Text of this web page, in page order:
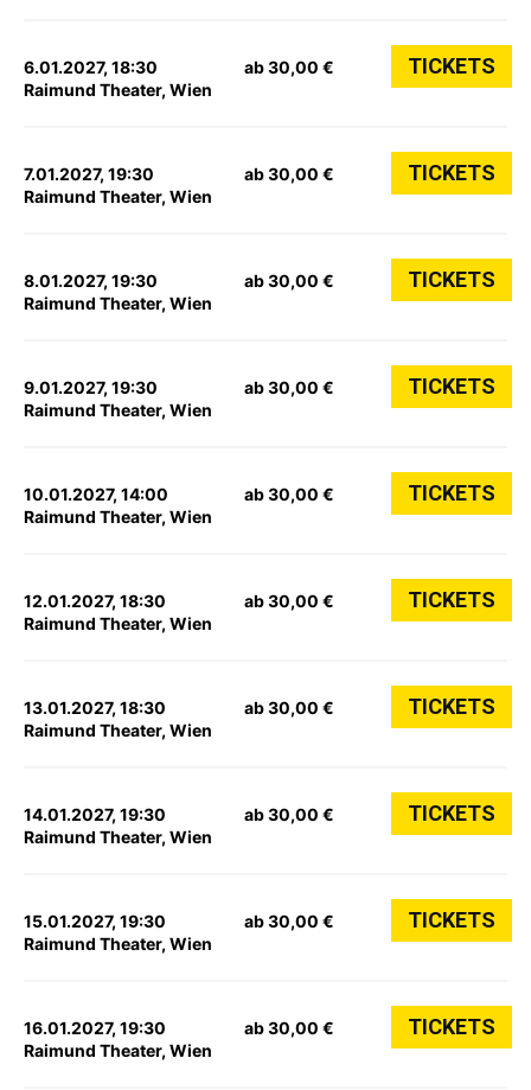
6.01.2027, 18:30
Raimund Theater, Wien
ab 30,00 € TICKETS
7.01.2027, 19:30
Raimund Theater, Wien
ab 30,00 € TICKETS
8.01.2027, 19:30
Raimund Theater, Wien
ab 30,00 € TICKETS
9.01.2027, 19:30
Raimund Theater, Wien
ab 30,00 € TICKETS
10.01.2027, 14:00
Raimund Theater, Wien
ab 30,00 € TICKETS
12.01.2027, 18:30
Raimund Theater, Wien
ab 30,00 € TICKETS
13.01.2027, 18:30
Raimund Theater, Wien
ab 30,00 € TICKETS
14.01.2027, 19:30
Raimund Theater, Wien
ab 30,00 € TICKETS
15.01.2027, 19:30
Raimund Theater, Wien
ab 30,00 € TICKETS
16.01.2027, 19:30
Raimund Theater, Wien
ab 30,00 € TICKETS